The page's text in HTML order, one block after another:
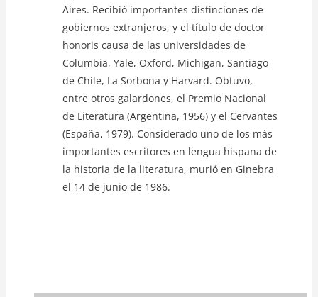
Aires. Recibió importantes distinciones de
gobiernos extranjeros, y el título de doctor
honoris causa de las universidades de
Columbia, Yale, Oxford, Michigan, Santiago
de Chile, La Sorbona y Harvard. Obtuvo,
entre otros galardones, el Premio Nacional
de Literatura (Argentina, 1956) y el Cervantes
(España, 1979). Considerado uno de los más
importantes escritores en lengua hispana de
la historia de la literatura, murió en Ginebra
el 14 de junio de 1986.